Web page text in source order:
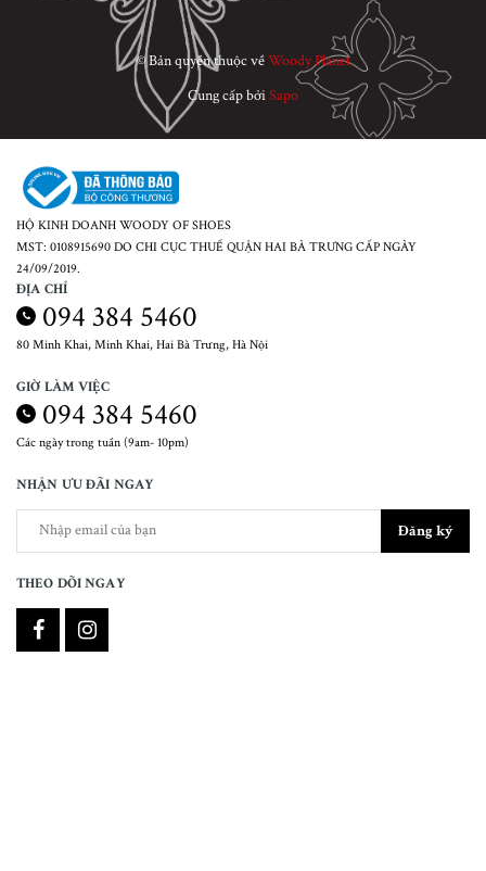
© Bản quyền thuộc vềWoody Planet
Cung cấp bởiSapo
HỘ KINH DOANH WOODY OF SHOES
MST: 0108915690 DO CHI CỤC THUẾ QUẬN HAI BÀ TRƯNG CẤP NGÀY
24/09/2019.
ĐỊA CHỈ
094 384 5460
80 Minh Khai, Minh Khai, Hai Bà Trưng, Hà Nội
GIỜ LÀM VIỆC
094 384 5460
Các ngày trong tuần (9am- 10pm)
NHẬN ƯU ĐÃI NGAY
Đăng ký
THEO DÕI NGAY